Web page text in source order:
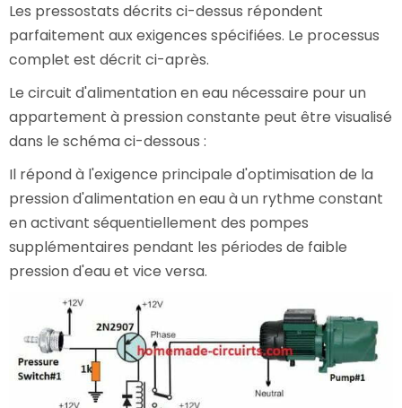
Les pressostats décrits ci-dessus répondent
parfaitement aux exigences spécifiées. Le processus
complet est décrit ci-après.
Le circuit d'alimentation en eau nécessaire pour un
appartement à pression constante peut être visualisé
dans le schéma ci-dessous :
Il répond à l'exigence principale d'optimisation de la
pression d'alimentation en eau à un rythme constant
en activant séquentiellement des pompes
supplémentaires pendant les périodes de faible
pression d'eau et vice versa.